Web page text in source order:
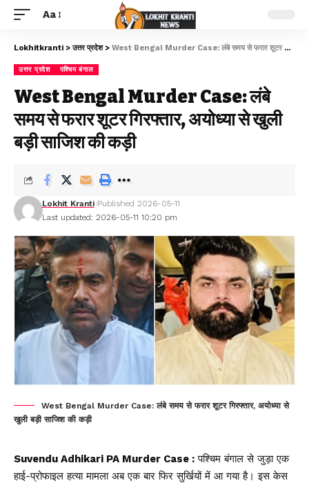
Aa
Lokhitkranti >उत्तर प्रदेश> West Bengal Murder Case: लंबे समय से फरार शूटर गिरफ्तार, अयोध्या से खुली बड़ी साजिश की कड़ी
उत्तर प्रदेश पश्चिम बंगाल
West Bengal Murder Case: लंबे
समय से फरार शूटर गिरफ्तार, अयोध्या से खुली
बड़ी साजिश की कड़ी
Last updated: 2026-05-11 10:20 pm
Lokhit Kranti Published 2026-05-11
West Bengal Murder Case: लंबे समय से फरार शूटर गिरफ्तार, अयोध्या से
खुली बड़ी साजिश की कड़ी
Suvendu Adhikari PA Murder Case : पश्चिम बंगालसे जुड़ा एक
हाई-प्रोफाइल हत्या मामला अब एक बार फिर सुर्खियों में आ गया है। इस केस